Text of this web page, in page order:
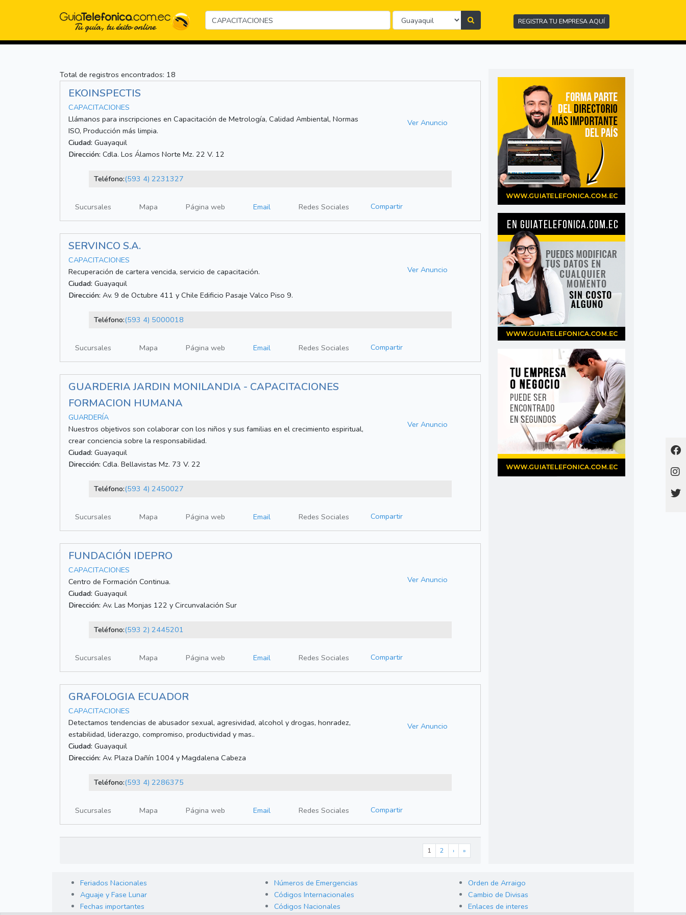
REGISTRA TU EMPRESA AQUÍ
Total de registros encontrados: 18
EKOINSPECTIS
CAPACITACIONES
Llámanos para inscripciones en Capacitación de Metrología, Calidad Ambiental, Normas
ISO, Producción más limpia.
Ciudad: Guayaquil
Dirección: Cdla. Los Álamos Norte Mz. 22 V. 12
Ver Anuncio
Teléfono:(593 4) 2231327
Sucursales Mapa Página web Email Redes Sociales Compartir
SERVINCO S.A.
CAPACITACIONES
Recuperación de cartera vencida, servicio de capacitación.
Ciudad: Guayaquil
Dirección: Av. 9 de Octubre 411 y Chile Edificio Pasaje Valco Piso 9.
Ver Anuncio
Teléfono:(593 4) 5000018
Sucursales Mapa Página web Email Redes Sociales Compartir
GUARDERIA JARDIN MONILANDIA - CAPACITACIONES
FORMACION HUMANA
GUARDERÍA
Nuestros objetivos son colaborar con los niños y sus familias en el crecimiento espiritual,
crear conciencia sobre la responsabilidad.
Ciudad: Guayaquil
Dirección: Cdla. Bellavistas Mz. 73 V. 22
Ver Anuncio
Teléfono:(593 4) 2450027
Sucursales Mapa Página web Email Redes Sociales Compartir
FUNDACIÓN IDEPRO
CAPACITACIONES
Centro de Formación Continua.
Ciudad: Guayaquil
Dirección: Av. Las Monjas 122 y Circunvalación Sur
Ver Anuncio
Teléfono:(593 2) 2445201
Sucursales Mapa Página web Email Redes Sociales Compartir
GRAFOLOGIA ECUADOR
CAPACITACIONES
Detectamos tendencias de abusador sexual, agresividad, alcohol y drogas, honradez,
estabilidad, liderazgo, compromiso, productividad y mas..
Ciudad: Guayaquil
Dirección: Av. Plaza Dañín 1004 y Magdalena Cabeza
Ver Anuncio
Teléfono:(593 4) 2286375
Sucursales Mapa Página web Email Redes Sociales Compartir
1 2 › »
Feriados Nacionales
Aguaje y Fase Lunar
Fechas importantes
Números de Emergencias
Códigos Internacionales
Códigos Nacionales
Orden de Arraigo
Cambio de Divisas
Enlaces de interes